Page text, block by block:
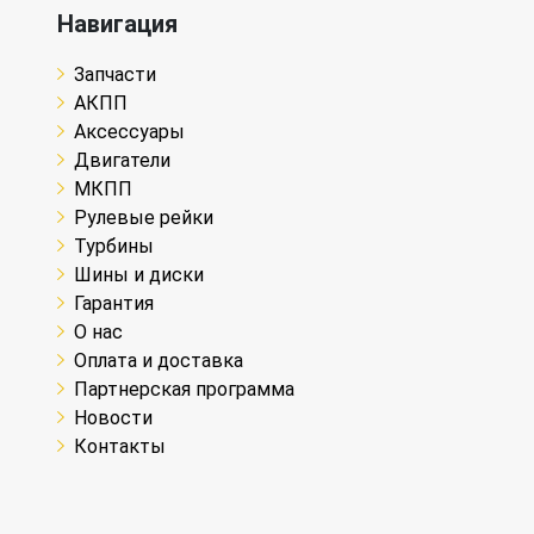
Навигация
Запчасти
АКПП
Аксессуары
Двигатели
МКПП
Рулевые рейки
Турбины
Шины и диски
Гарантия
О нас
Оплата и доставка
Партнерская программа
Новости
Контакты